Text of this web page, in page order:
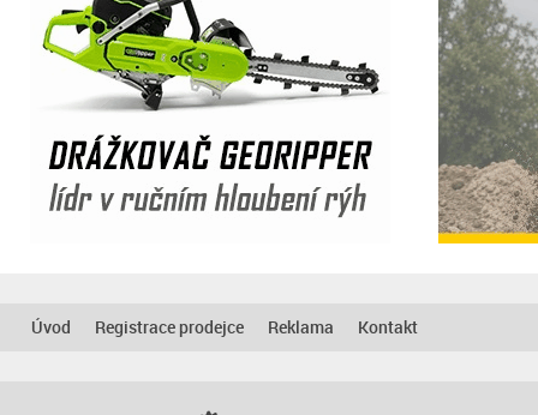
Úvod Registrace prodejce Reklama Kontakt